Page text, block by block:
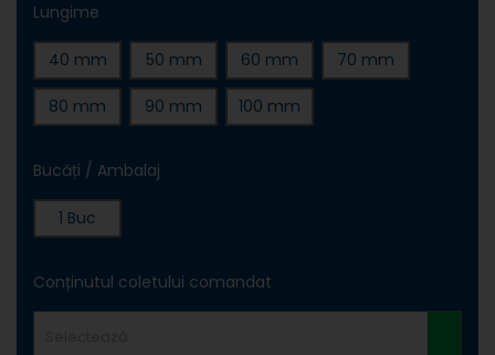
Lungime
40 mm 50 mm 60 mm 70 mm
80 mm 90 mm 100 mm
Bucăți / Ambalaj
1 Buc
Conținutul coletului comandat